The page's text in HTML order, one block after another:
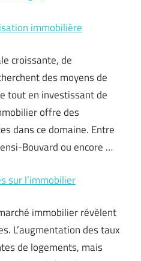
immobilière
croissante, de
des moyens de
tout en investissant de
offre des
dans ce domaine. Entre
Bouvard ou encore …
sur l’immobilier
immobilier révèlent
L’augmentation des taux
de logements, mais